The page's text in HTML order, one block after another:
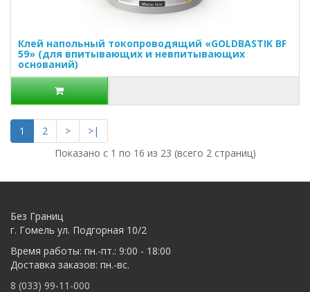
Клей напольный токопроводящий «GOLDBASTIK BF
59» (для впитывающих и невпитывающих
оснований)
1 2 >
>|
Показано с 1 по 16 из 23 (всего 2 страниц)
Без Границ
г. Гомель ул. Подгорная 10/2
Время работы: пн.-пт.: 9:00 - 18:00
Доставка заказов: пн.-вс.
8 (033) 99-11-000